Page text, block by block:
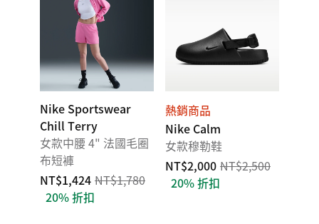
Nike Sportswear
Chill Terry
女款中腰 4" 法國毛圈
布短褲
NT$1,424 NT$1,780
20% 折扣
熱銷商品
Nike Calm
女款穆勒鞋
NT$2,000 NT$2,500
20% 折扣